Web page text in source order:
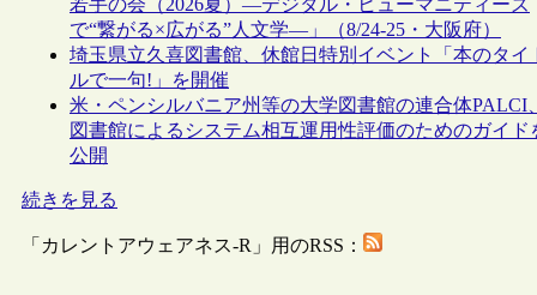
若手の会（2026夏）―デジタル・ヒューマニティーズ
で“繋がる×広がる”人文学―」（8/24-25・大阪府）
埼玉県立久喜図書館、休館日特別イベント「本のタイ
ルで一句!」を開催
米・ペンシルバニア州等の大学図書館の連合体PALCI、
図書館によるシステム相互運用性評価のためのガイド
公開
続きを見る
「カレントアウェアネス-R」用のRSS：